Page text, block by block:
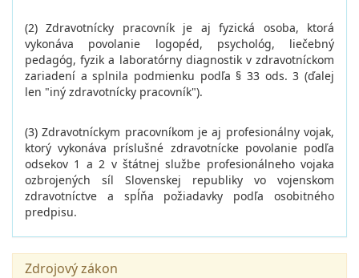
(2) Zdravotnícky pracovník je aj fyzická osoba, ktorá
vykonáva povolanie logopéd, psychológ, liečebný
pedagóg, fyzik a laboratórny diagnostik v zdravotníckom
zariadení a splnila podmienku podľa § 33 ods. 3 (ďalej
len "iný zdravotnícky pracovník").
(3) Zdravotníckym pracovníkom je aj profesionálny vojak,
ktorý vykonáva príslušné zdravotnícke povolanie podľa
odsekov 1 a 2 v štátnej službe profesionálneho vojaka
ozbrojených síl Slovenskej republiky vo vojenskom
zdravotníctve a spĺňa požiadavky podľa osobitného
predpisu.
Zdrojový zákon